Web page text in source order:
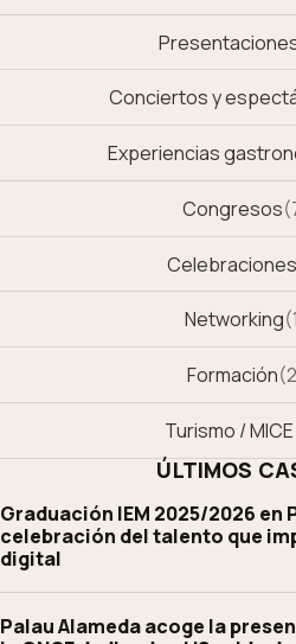
Conciertos y
Experiencias
Congresos(
Celebraciones
Networking(1
Formación(2
Turismo / MICE
ÚLTIMOS
Graduación IEM 2025/2026 en
celebración del talento que
digital
Palau Alameda acoge la